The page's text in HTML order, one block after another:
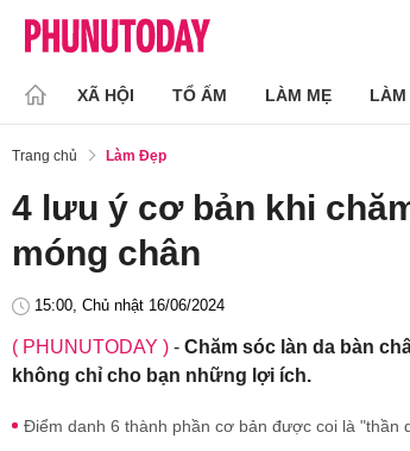
XÃ HỘI TỔ ẤM LÀM MẸ LÀM
Trang chủ Làm Đẹp
4 lưu ý cơ bản khi
móng chân
15:00, Chủ nhật 16/06/2024
( PHUNUTODAY ) - Chăm sóc làn da bàn
không chỉ cho bạn những lợi ích.
Điểm danh 6 thành phần cơ bản được coi là "thần